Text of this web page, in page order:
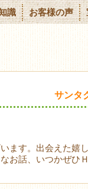
識 お客様の声
サンタ
ます。出会えた嬉
お話、いつかぜひ